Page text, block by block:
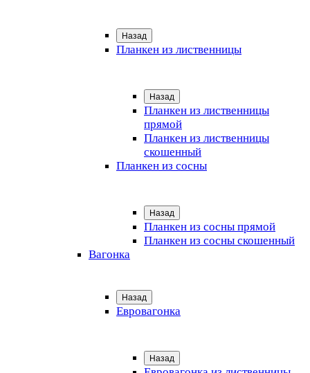
Назад
Планкен из лиственницы
Назад
Планкен из лиственницы
прямой
Планкен из лиственницы
скошенный
Планкен из сосны
Назад
Планкен из сосны прямой
Планкен из сосны скошенный
Вагонка
Назад
Евровагонка
Назад